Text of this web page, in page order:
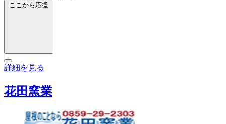
ここから応援
詳細を見る
花田窯業